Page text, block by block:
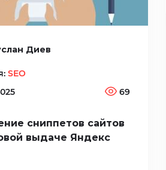
Диев
SEO
69
сниппетов сайтов
выдаче Яндекс